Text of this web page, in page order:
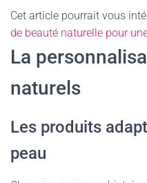
Cet article pourrait vous
de beauté naturelle pour
La
naturels
Les produits
peau